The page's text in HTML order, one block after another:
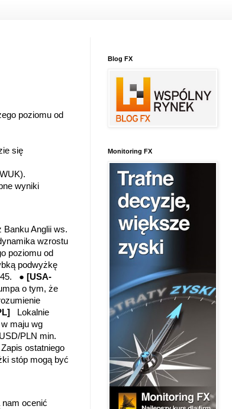
poziomu od
się
wyniki
Banku Anglii ws.
wzrostu
poziomu od
podwyżkę
● [USA-
o tym, że
Lokalnie
maju wg
PLN min.
Zapis ostatniego
stóp mogą być
ocenić
Blog FX
Monitoring FX